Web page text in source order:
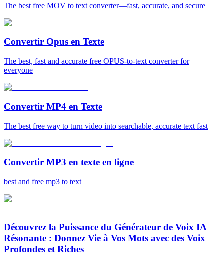
The best free MOV to text converter—fast, accurate, and secure
Convertir Opus en Texte
The best, fast and accurate free OPUS-to-text converter for
everyone
Convertir MP4 en Texte
The best free way to turn video into searchable, accurate text fast
Convertir MP3 en texte en ligne
best and free mp3 to text
Découvrez la Puissance du Générateur de Voix IA
Résonante : Donnez Vie à Vos Mots avec des Voix
Profondes et Riches